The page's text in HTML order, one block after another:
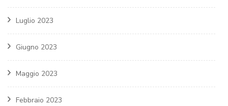
Luglio 2023
Giugno 2023
Maggio 2023
Febbraio 2023